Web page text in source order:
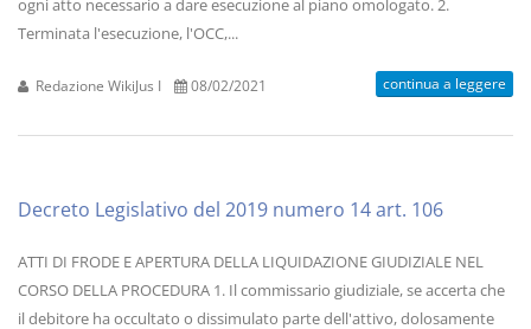
ogni atto necessario a dare esecuzione al piano omologato. 2.
Terminata l'esecuzione, l'OCC,...
Redazione WikiJus I 08/02/2021 continua a leggere
Decreto Legislativo del 2019 numero 14 art. 106
ATTI DI FRODE E APERTURA DELLA LIQUIDAZIONE GIUDIZIALE NEL
CORSO DELLA PROCEDURA 1. Il commissario giudiziale, se accerta che
il debitore ha occultato o dissimulato parte dell'attivo, dolosamente